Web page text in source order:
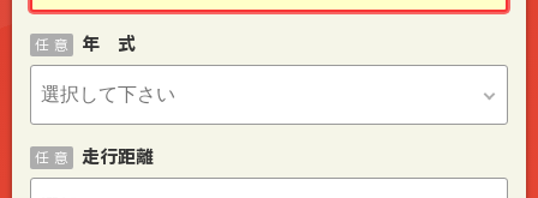
年 式
任 意
走行距離
任 意